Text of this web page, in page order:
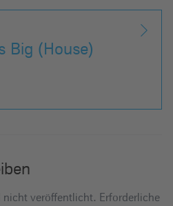
Big (House)
nicht veröffentlicht. Erforderliche